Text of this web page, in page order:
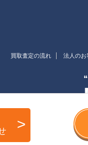
買取査定の流れ 法人のお